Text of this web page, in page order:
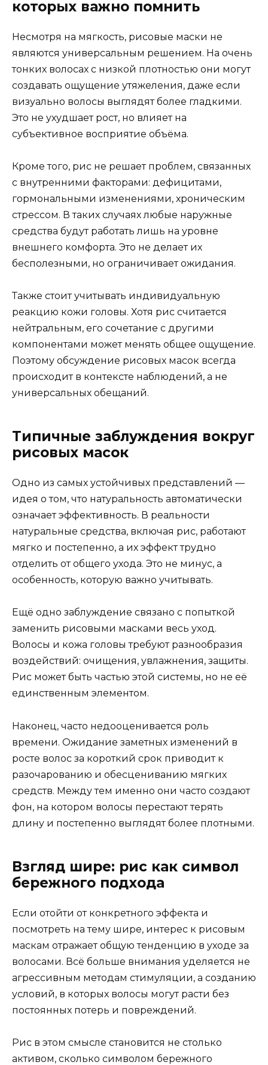
которых важно помнить
Несмотря на мягкость, рисовые маски не
являются универсальным решением. На очень
тонких волосах с низкой плотностью они могут
создавать ощущение утяжеления, даже если
визуально волосы выглядят более гладкими.
Это не ухудшает рост, но влияет на
субъективное восприятие объёма.
Кроме того, рис не решает проблем, связанных
с внутренними факторами: дефицитами,
гормональными изменениями, хроническим
стрессом. В таких случаях любые наружные
средства будут работать лишь на уровне
внешнего комфорта. Это не делает их
бесполезными, но ограничивает ожидания.
Также стоит учитывать индивидуальную
реакцию кожи головы. Хотя рис считается
нейтральным, его сочетание с другими
компонентами может менять общее ощущение.
Поэтому обсуждение рисовых масок всегда
происходит в контексте наблюдений, а не
универсальных обещаний.
Типичные заблуждения вокруг
рисовых масок
Одно из самых устойчивых представлений —
идея о том, что натуральность автоматически
означает эффективность. В реальности
натуральные средства, включая рис, работают
мягко и постепенно, а их эффект трудно
отделить от общего ухода. Это не минус, а
особенность, которую важно учитывать.
Ещё одно заблуждение связано с попыткой
заменить рисовыми масками весь уход.
Волосы и кожа головы требуют разнообразия
воздействий: очищения, увлажнения, защиты.
Рис может быть частью этой системы, но не её
единственным элементом.
Наконец, часто недооценивается роль
времени. Ожидание заметных изменений в
росте волос за короткий срок приводит к
разочарованию и обесцениванию мягких
средств. Между тем именно они часто создают
фон, на котором волосы перестают терять
длину и постепенно выглядят более плотными.
Взгляд шире: рис как символ
бережного подхода
Если отойти от конкретного эффекта и
посмотреть на тему шире, интерес к рисовым
маскам отражает общую тенденцию в уходе за
волосами. Всё больше внимания уделяется не
агрессивным методам стимуляции, а созданию
условий, в которых волосы могут расти без
постоянных потерь и повреждений.
Рис в этом смысле становится не столько
активом, сколько символом бережного